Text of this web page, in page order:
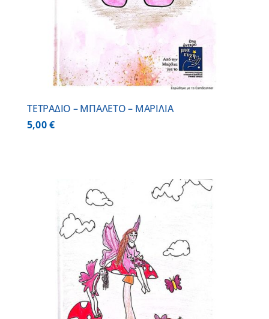
ΤΕΤΡΑΔΙΟ – ΜΠΑΛΕΤΟ – ΜΑΡΙΛΙΑ
5,00€